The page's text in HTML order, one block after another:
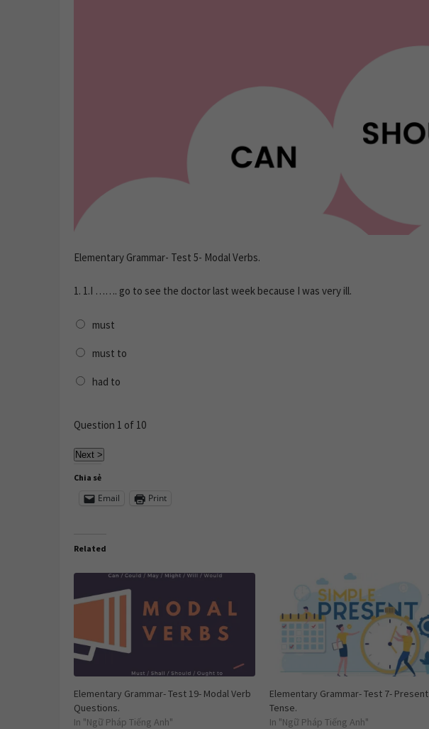
Elementary Grammar- Test 5- Modal Verbs.
1. 1.I ……. go to see the doctor last week because I was very ill.
must
must to
had to
Question 1 of 10
Chia sẻ
Email Print
Related
Elementary Grammar- Test 19- Modal Verb
Questions.
In "Ngữ Pháp Tiếng Anh"
Elementary Grammar- Test 7- Present
Tense.
In "Ngữ Pháp Tiếng Anh"